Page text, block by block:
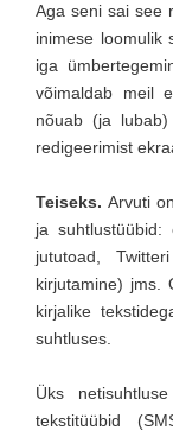
Aga seni sai see
inimese loomulik
iga
võimaldab meil
nõuab (ja
redigeerimist
Teiseks. Arvuti
ja suhtlustüübid:
jututoad,
kirjutamine) jms.
kirjalike
suhtluses.
Üks
tekstitüübid